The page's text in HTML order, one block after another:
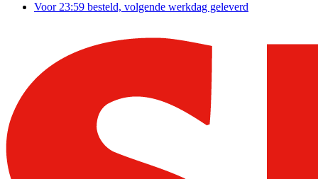
Voor 23:59 besteld, volgende werkdag geleverd